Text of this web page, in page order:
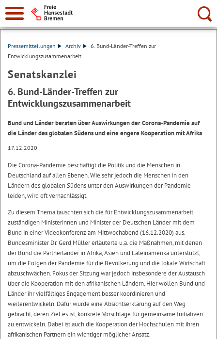
Suche:
Pressemitteilungen Archiv
6. Bund-Länder-Treffen zur
Entwicklungszusammenarbeit
Senatskanzlei
6. Bund-Länder-Treffen zur
Entwicklungszusammenarbeit
Bund und Länder beraten über Auswirkungen der Corona-Pandemie auf
die Länder des globalen Südens und eine engere Kooperation mit Afrika
17.12.2020
Die Corona-Pandemie beschäftigt die Politik und die Menschen in
Deutschland auf allen Ebenen. Wie sehr jedoch die Menschen in den
Ländern des globalen Südens unter den Auswirkungen der Pandemie
leiden, wird oft vernachlässigt.
Zu diesem Thema tauschten sich die für Entwicklungszusammenarbeit
zuständigen Ministerinnen und Minister der Deutschen Länder mit dem
Bund in einer Videokonferenz am Mittwochabend (16.12.2020) aus.
Bundesminister Dr. Gerd Müller erläuterte u.a. die Maßnahmen, mit denen
der Bund die Partnerländer in Afrika, Asien und Lateinamerika unterstützt,
um die Folgen der Pandemie für die Bevölkerung und die lokale Wirtschaft
abzuschwächen. Fokus der Sitzung war jedoch insbesondere der Austausch
über die Kooperation mit den afrikanischen Ländern. Hier wollen Bund und
Länder ihr vielfältiges Engagement besser koordinieren und
weiterentwickeln. Dafür wurde eine Absichtserklärung auf den Weg
gebracht, deren Ziel es ist, konkrete Vorschläge für gemeinsame Initiativen
zu entwickeln. Dabei ist auch die Kooperation der Hochschulen mit ihren
afrikanischen Partnern ein wichtiger möglicher Ansatz.